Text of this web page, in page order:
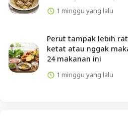
1 minggu yang lalu
Perut tampak lebih
ketat atau nggak
24 makanan ini
1 minggu yang lalu